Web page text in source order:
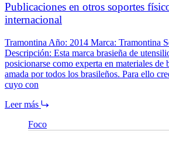
Publicaciones en otros soportes
internacional
Tramontina Año: 2014 Marca: Tramontina
Descripción: Esta marca brasieña de
posicionarse como experta en materiales de
amada por todos los brasileños. Para ello
cuyo con
Leer más
Foco